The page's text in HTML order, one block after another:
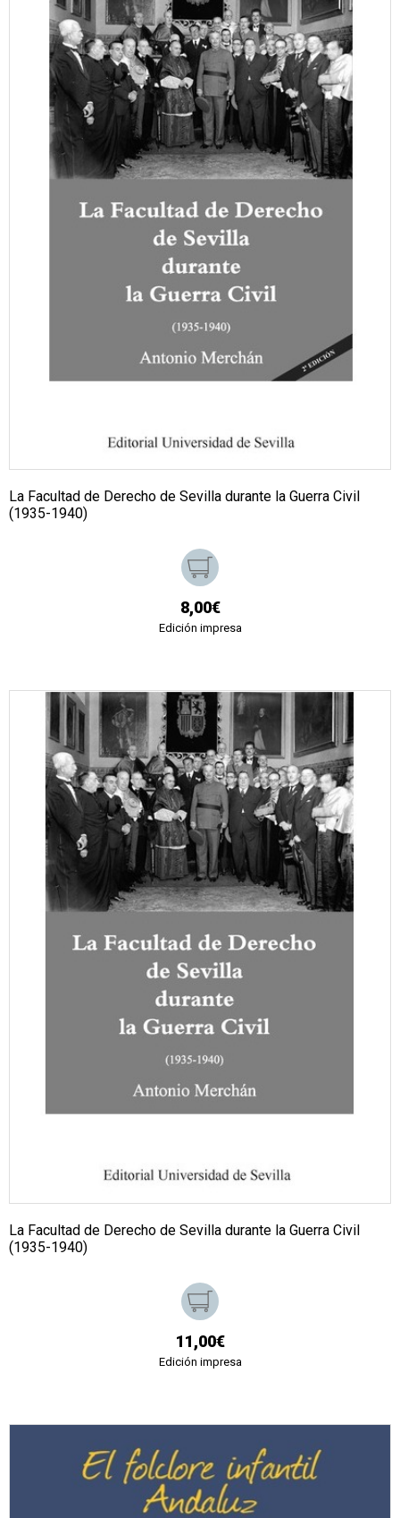
La Facultad de Derecho de Sevilla durante la Guerra Civil
(1935-1940)
8,00€
Edición impresa
La Facultad de Derecho de Sevilla durante la Guerra Civil
(1935-1940)
11,00€
Edición impresa